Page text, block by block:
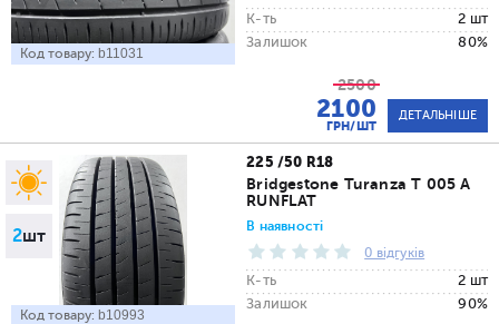
Код товару: b11031
К-ть
2 шт
Залишок
80%
2500
2100
ГРН/ШТ
ДЕТАЛЬНІШЕ
2шт
Код товару: b10993
225 /50 R18
Bridgestone Turanza T 005 A
RUNFLAT
В наявності
0 відгуків
К-ть
2 шт
Залишок
90%